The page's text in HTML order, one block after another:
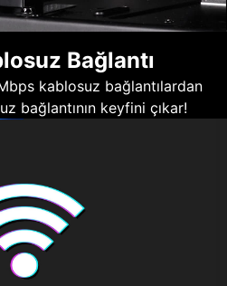
Bağlantı
kablosuz bağlantılardan
bağlantının keyfini çıkar!